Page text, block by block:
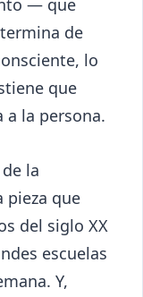
— que
de
lo
que
a la persona.
la
pieza que
del siglo XX
escuelas
Y,